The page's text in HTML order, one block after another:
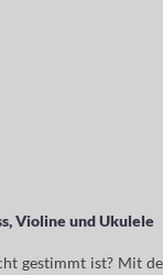
Violine und Ukulele
gestimmt ist? Mit